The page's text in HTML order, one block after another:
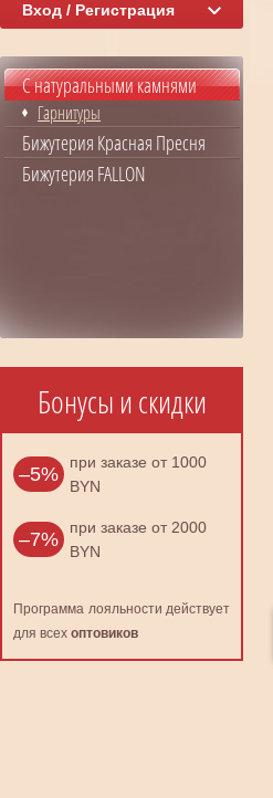
Вход / Регистрация
С натуральными камнями
Гарнитуры
Бижутерия Красная Пресня
Бижутерия FALLON
Бонусы и скидки
–5%
при заказе от 1000
BYN
–7%
при заказе от 2000
BYN
Программа лояльности действует
для всех оптовиков